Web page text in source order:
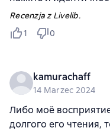
Recenzja z Livelib.
1
0
kamurachaff
14 Marzec 2024
Либо моё
долгого его чтения,